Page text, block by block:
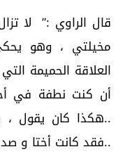
قال الراوي :” لا
مخيلتي ، وهو
العلاقة الحميمة
أن كنت نطفة في
..هكذا كان يقول ،
..فقد كانت أختا و